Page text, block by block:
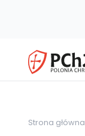
Strona główna